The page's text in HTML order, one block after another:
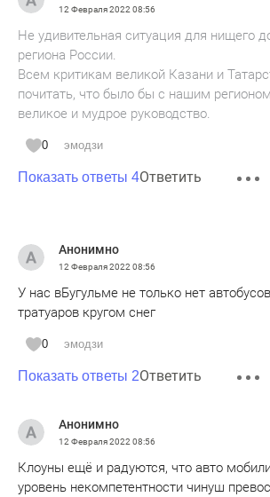
12 Февраля 2022 08:56
Не удивительная ситуация для нищего
региона России.
Всем критикам великой Казани и
почитать, что было бы с нашим
великое и мудрое руководство.
0 эмодзи
Показать ответы 4Ответить
Анонимно
12 Февраля 2022 08:56
У нас вБугульме не только нет
тратуаров кругом снег
0 эмодзи
Показать ответы 2Ответить
Анонимно
12 Февраля 2022 08:56
Клоуны ещё и радуются, что авто
уровень некомпетентности чинуш